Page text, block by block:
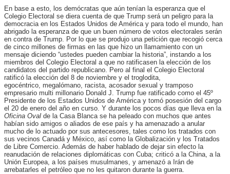
En base a esto, los demócratas que aún tenían la esperanza que el
Colegio Electoral se diera cuenta de que Trump será un peligro para la
democracia en los Estados Unidos de América y para todo el mundo, han
abrigado la esperanza de que un buen número de votos electorales serán
en contra de Trump. Por lo que se produjo una petición que recogió cerca
de cinco millones de firmas en las que hizo un llamamiento con un
mensaje diciendo “ustedes pueden cambiar la historia”, instando a los
miembros del Colegio Electoral a que no ratificasen la elección de los
candidatos del partido republicano. Pero al final el Colegio Electoral
ratificó la elección del 8 de noviembre y el troglodita,
egocéntrico, megalómano, racista, acosador sexual y tramposo
empresario multi millonario Donald J. Trump fue ratificado como el 45º
Presidente de los Estados Unidos de América y tomó posesión del cargo
el 20 de enero del año en curso. Y durante los pocos días que lleva en la
Oficina Oval de la Casa Blanca se ha peleado con muchos que antes
habían sido amigos o aliados de ese país y ha amenazado a anular
mucho de lo actuado por sus antecesores, tales como los tratados con
sus vecinos Canadá y México, así como la Globalización y los Tratados
de Libre Comercio. Además de haber hablado de dejar sin efecto la
reanudación de relaciones diplomáticas con Cuba; criticó a la China, a la
Unión Europea, a los países musulmanes, y amenazó a Irán de
arrebatarles el petróleo que no les quitaron durante la guerra.